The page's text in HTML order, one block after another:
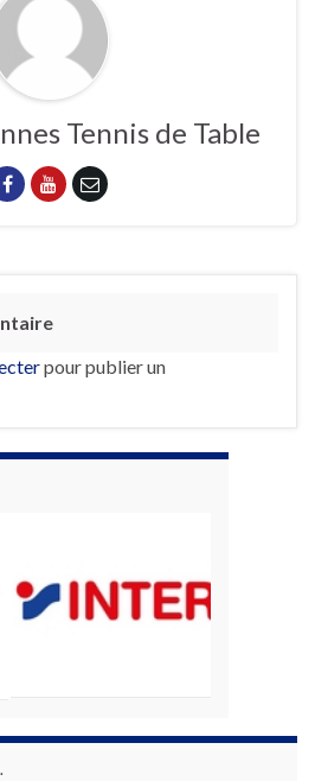
Tennis de Table
pour publier un